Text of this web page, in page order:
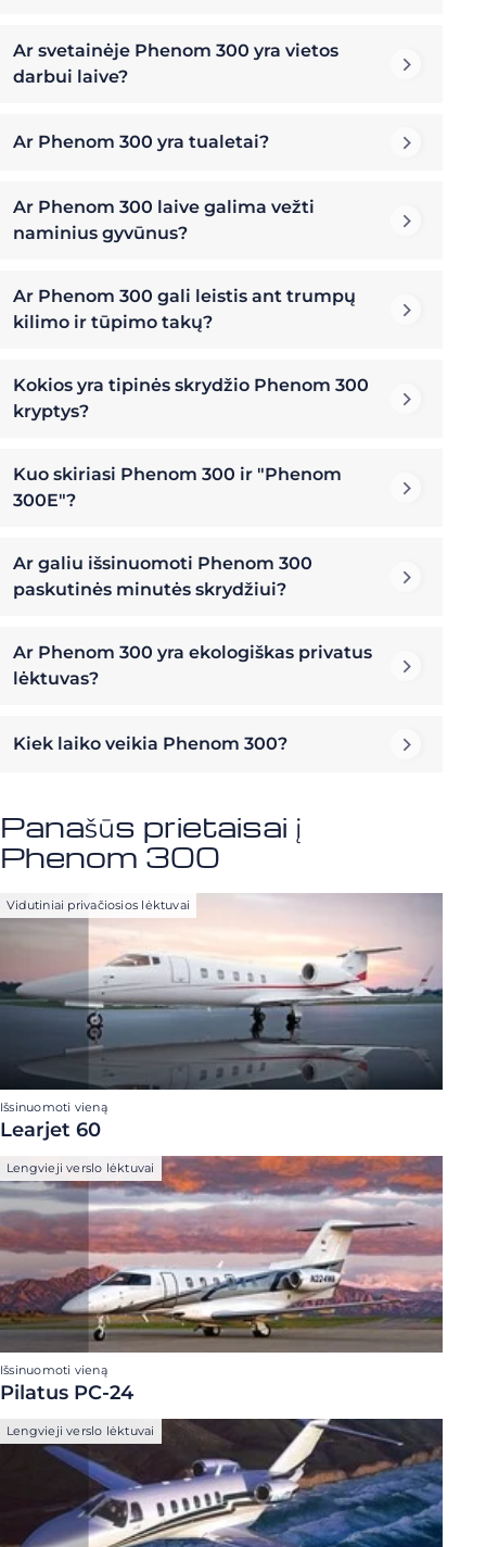
Ar svetainėje Phenom 300 yra vietos
darbui laive?
Ar Phenom 300 yra tualetai?
Ar Phenom 300 laive galima vežti
naminius gyvūnus?
Ar Phenom 300 gali leistis ant trumpų
kilimo ir tūpimo takų?
Kokios yra tipinės skrydžio Phenom 300
kryptys?
Kuo skiriasi Phenom 300 ir "Phenom
300E"?
Ar galiu išsinuomoti Phenom 300
paskutinės minutės skrydžiui?
Ar Phenom 300 yra ekologiškas privatus
lėktuvas?
Kiek laiko veikia Phenom 300?
Panašūs prietaisai į
Phenom 300
Vidutiniai privačiosios lėktuvai
Išsinuomoti vieną
Learjet 60
Lengvieji verslo lėktuvai
Išsinuomoti vieną
Pilatus PC-24
Lengvieji verslo lėktuvai